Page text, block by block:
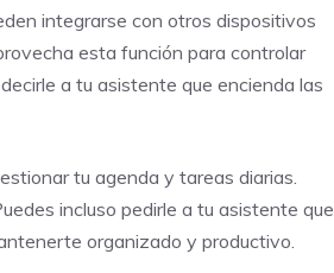
integrarse con otros dispositivos
esta función para controlar
a tu asistente que encienda las
tu agenda y tareas diarias.
incluso pedirle a tu asistente que
organizado y productivo.